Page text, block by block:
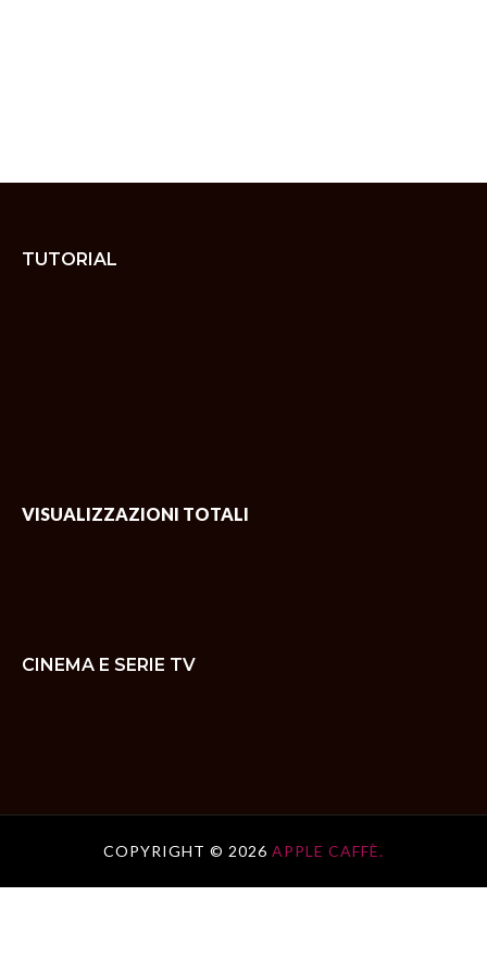
TUTORIAL
VISUALIZZAZIONI TOTALI
CINEMA E SERIE TV
COPYRIGHT © 2026 APPLE CAFFÈ.